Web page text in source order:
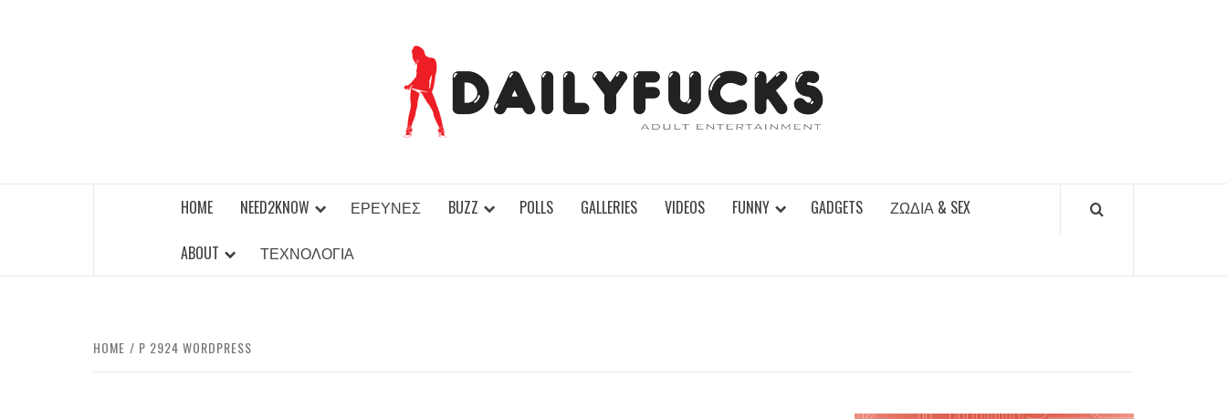
HOME NEED2KNOW ΈΡΕΥΝΕΣ BUZZ POLLS GALLERIES VIDEOS FUNNY GADGETS ΖΏΔΙΑ & SEX
ABOUT ΤΕΧΝΟΛΟΓΊΑ
HOME P 2924 WORDPRESS